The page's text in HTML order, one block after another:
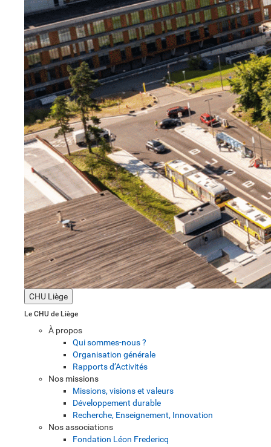
CHU Liège
Le CHU de Liège
À propos
Qui sommes-nous ?
Organisation générale
Rapports d’Activités
Nos missions
Missions, visions et valeurs
Développement durable
Recherche, Enseignement, Innovation
Nos associations
Fondation Léon Fredericq